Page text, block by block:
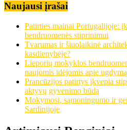
Naujausi įrašai
Patirties mainai Portugalijoje:
bendruomenės stiprinimui
Tvarumas ir šiuolaikinė
kasdienybėje?
Lieporių mokyklos
naujomis idėjomis apie
Prancūzijos patirtys įkvepia
aktyvų gyvenimo būdą
Mokymosi, sąmoningumo ir
Sardinijoje